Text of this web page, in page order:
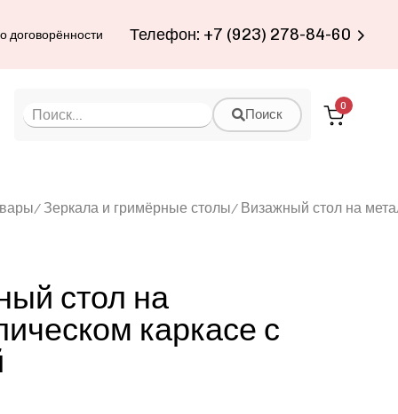
договорённости Телефон: +7 (923) 278-84-60
Поиск
0
Зеркала и гримёрные столы Визажный стол на
стол на
каркасе с